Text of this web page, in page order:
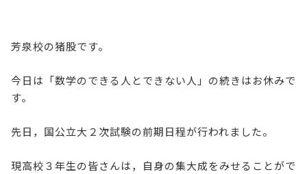
芳泉校の猪股です。
今日は「数学のできる人とできない人」の続きはお休みで
す。
先日，国公立大２次試験の前期日程が行われました。
現高校３年生の皆さんは，自身の集大成をみせることがで